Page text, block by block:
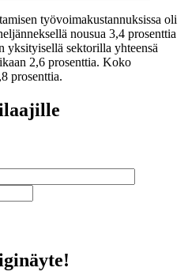
työvoimakustannuksissa oli
nousua 3,4 prosenttia
yksityisellä sektorilla yhteensä
2,6 prosenttia. Koko
prosenttia.